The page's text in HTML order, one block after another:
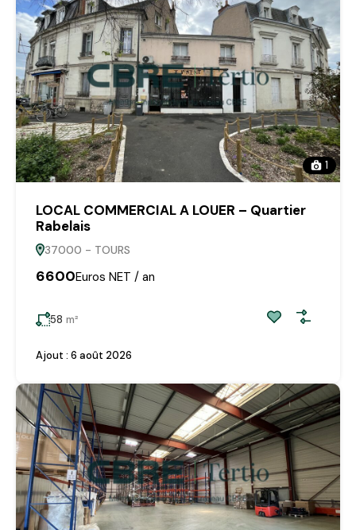
1
LOCAL COMMERCIAL A LOUER – Quartier
Rabelais
37000 - TOURS
6600Euros NET / an
58 m²
Ajout : 6 août 2026